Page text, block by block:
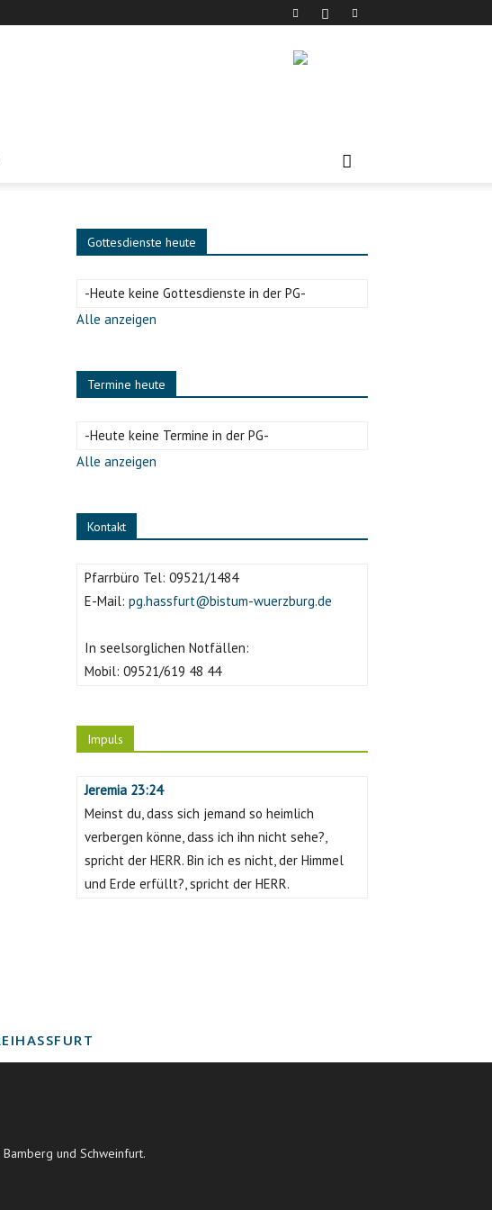
Gottesdienste heute
-Heute keine Gottesdienste in der PG-
Alle anzeigen
Termine heute
-Heute keine Termine in der PG-
Alle anzeigen
Kontakt
Pfarrbüro Tel: 09521/1484
E-Mail: pg.hassfurt@bistum-wuerzburg.de
In seelsorglichen Notfällen:
Mobil: 09521/619 48 44
Impuls
Jeremia 23:24
Meinst du, dass sich jemand so heimlich
verbergen könne, dass ich ihn nicht sehe?,
spricht der HERR. Bin ich es nicht, der Himmel
und Erde erfüllt?, spricht der HERR.
und Schweinfurt.